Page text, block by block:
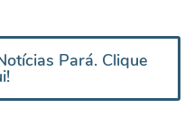
Pará. Clique